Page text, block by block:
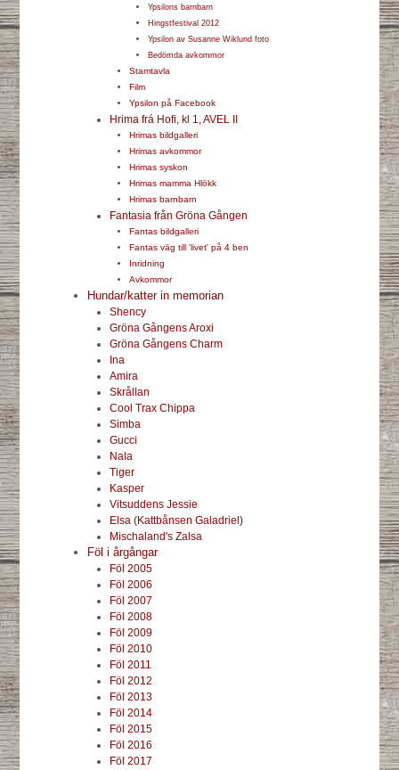
Ypsilons barnbarn
Hingstfestival 2012
Ypsilon av Susanne Wiklund foto
Bedömda avkommor
Stamtavla
Film
Ypsilon på Facebook
Hrima frá Hofi, kl 1, AVEL II
Hrimas bildgalleri
Hrimas avkommor
Hrimas syskon
Hrimas mamma Hlökk
Hrimas barnbarn
Fantasia från Gröna Gången
Fantas bildgalleri
Fantas väg till 'livet' på 4 ben
Inridning
Avkommor
Hundar/katter in memorian
Shency
Gröna Gångens Aroxi
Gröna Gångens Charm
Ina
Amira
Skrållan
Cool Trax Chippa
Simba
Gucci
Nala
Tiger
Kasper
Vitsuddens Jessie
Elsa (Kattbånsen Galadriel)
Mischaland's Zalsa
Föl i årgångar
Föl 2005
Föl 2006
Föl 2007
Föl 2008
Föl 2009
Föl 2010
Föl 2011
Föl 2012
Föl 2013
Föl 2014
Föl 2015
Föl 2016
Föl 2017